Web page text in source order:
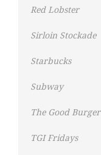
Red Lobster
Sirloin Stockade
Starbucks
Subway
The Good Burger
TGI Fridays